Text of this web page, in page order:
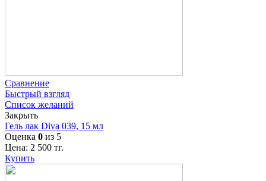
Сравнение
Быстрый взгляд
Список желаний
Закрыть
Гель лак Diva 039, 15 мл
Оценка 0 из 5
Цена: 2 500 тг.
Купить